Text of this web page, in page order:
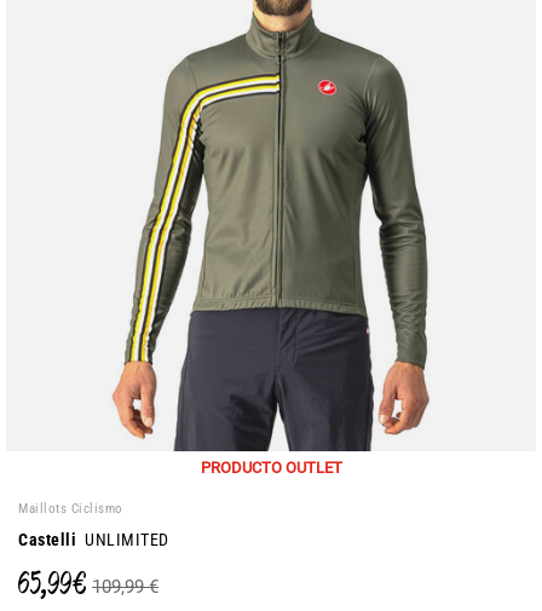
PRODUCTO OUTLET
Maillots Ciclismo
Castelli UNLIMITED
65,99 € 109,99 €